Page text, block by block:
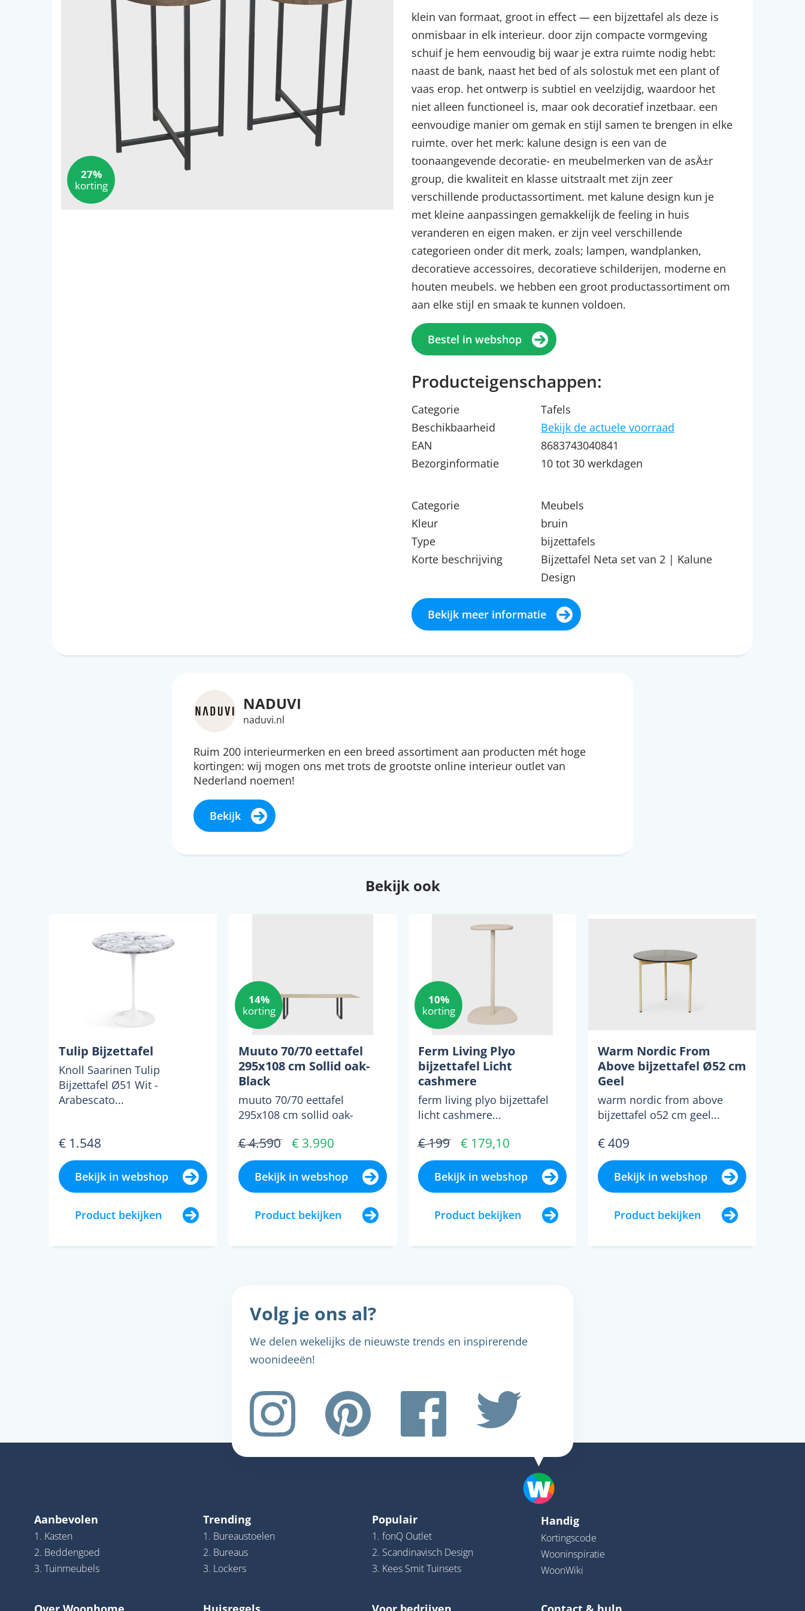
Menu sluiten
Menu sluiten
Menu sluiten
Menu sluiten
Menu sluiten
27%
korting
klein van formaat, groot in effect — een bijzettafel als deze is
onmisbaar in elk interieur. door zijn compacte vormgeving
schuif je hem eenvoudig bij waar je extra ruimte nodig hebt:
naast de bank, naast het bed of als solostuk met een plant of
vaas erop. het ontwerp is subtiel en veelzijdig, waardoor het
niet alleen functioneel is, maar ook decoratief inzetbaar. een
eenvoudige manier om gemak en stijl samen te brengen in elke
ruimte. over het merk: kalune design is een van de
toonaangevende decoratie- en meubelmerken van de asÄ±r
group, die kwaliteit en klasse uitstraalt met zijn zeer
verschillende productassortiment. met kalune design kun je
met kleine aanpassingen gemakkelijk de feeling in huis
veranderen en eigen maken. er zijn veel verschillende
categorieen onder dit merk, zoals; lampen, wandplanken,
decoratieve accessoires, decoratieve schilderijen, moderne en
houten meubels. we hebben een groot productassortiment om
aan elke stijl en smaak te kunnen voldoen.
Bestel in webshop
Producteigenschappen:
Categorie
Tafels
Beschikbaarheid
Bekijk de actuele voorraad
EAN
8683743040841
Bezorginformatie
10 tot 30 werkdagen
Categorie
Meubels
Kleur
bruin
Type
bijzettafels
Korte beschrijving
Bijzettafel Neta set van 2 | Kalune
Design
Bekijk meer informatie
NADUVI
naduvi.nl
Ruim 200 interieurmerken en een breed assortiment aan producten mét hoge
kortingen: wij mogen ons met trots de grootste online interieur outlet van
Nederland noemen!
Bekijk
Bekijk ook
Tulip Bijzettafel
Knoll Saarinen Tulip
Bijzettafel Ø51 Wit -
Arabescato...
€ 1.548
Bekijk in webshop
Product bekijken
14%
korting
Muuto 70/70 eettafel
295x108 cm Sollid oak-
Black
muuto 70/70 eettafel
295x108 cm sollid oak-
€ 4.590 € 3.990
Bekijk in webshop
Product bekijken
10%
korting
Ferm Living Plyo
bijzettafel Licht
cashmere
ferm living plyo bijzettafel
licht cashmere...
€ 199 € 179,10
Bekijk in webshop
Product bekijken
Warm Nordic From
Above bijzettafel Ø52 cm
Geel
warm nordic from above
bijzettafel o52 cm geel...
€ 409
Bekijk in webshop
Product bekijken
Volg je ons al?
We delen wekelijks de nieuwste trends en inspirerende
woonideeën!
Aanbevolen
1. Kasten
2. Beddengoed
3. Tuinmeubels
Trending
1. Bureaustoelen
2. Bureaus
3. Lockers
Populair
1. fonQ Outlet
2. Scandinavisch Design
3. Kees Smit Tuinsets
Handig
Kortingscode
Wooninspiratie
WoonWiki